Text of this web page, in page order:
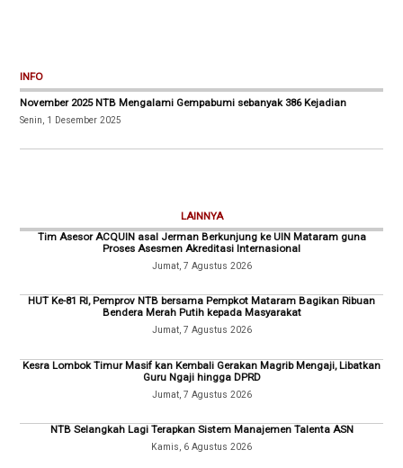
INFO
November 2025 NTB Mengalami Gempabumi sebanyak 386 Kejadian
Senin, 1 Desember 2025
LAINNYA
Tim Asesor ACQUIN asal Jerman Berkunjung ke UIN Mataram guna
Proses Asesmen Akreditasi Internasional
Jumat, 7 Agustus 2026
HUT Ke-81 RI, Pemprov NTB bersama Pempkot Mataram Bagikan Ribuan
Bendera Merah Putih kepada Masyarakat
Jumat, 7 Agustus 2026
Kesra Lombok Timur Masif kan Kembali Gerakan Magrib Mengaji, Libatkan
Guru Ngaji hingga DPRD
Jumat, 7 Agustus 2026
NTB Selangkah Lagi Terapkan Sistem Manajemen Talenta ASN
Kamis, 6 Agustus 2026